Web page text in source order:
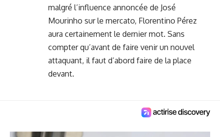
malgré l’influence annoncée de José
Mourinho sur le mercato, Florentino Pérez
aura certainement le dernier mot. Sans
compter qu’avant de faire venir un nouvel
attaquant, il faut d’abord faire de la place
devant.